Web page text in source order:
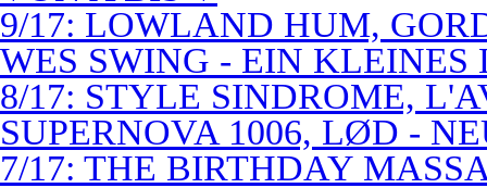
9/17: LOWLAND HUM,
WES SWING - EIN KLEINES
8/17: STYLE SINDROME,
SUPERNOVA 1006, LØD -
7/17: THE BIRTHDAY